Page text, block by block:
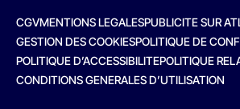
CGVMENTIONS LEGALESPUBLICITE SUR
GESTION DES COOKIESPOLITIQUE DE
POLITIQUE D’ACCESSIBILITEPOLITIQUE
CONDITIONS GENERALES D’UTILISATION